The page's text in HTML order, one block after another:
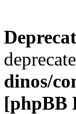
dinos/
[phpBB